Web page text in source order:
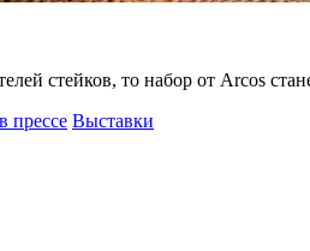
стейков, то набор от Arcos
прессе Выставки